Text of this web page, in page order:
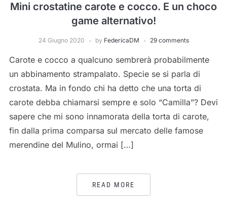
Mini crostatine carote e cocco. E un choco
game alternativo!
24 Giugno 2020 by FedericaDM 29 comments
Carote e cocco a qualcuno sembrerà probabilmente
un abbinamento strampalato. Specie se si parla di
crostata. Ma in fondo chi ha detto che una torta di
carote debba chiamarsi sempre e solo “Camilla”? Devi
sapere che mi sono innamorata della torta di carote,
fin dalla prima comparsa sul mercato delle famose
merendine del Mulino, ormai […]
READ MORE